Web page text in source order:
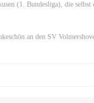
(1. Bundesliga), die selbst
an den SV